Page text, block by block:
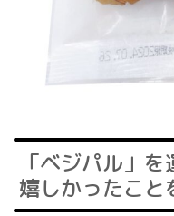
「ベジパル」
嬉しかったこと